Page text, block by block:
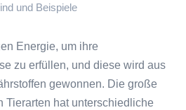
und Beispiele
Energie, um ihre
zu erfüllen, und diese wird aus
gewonnen. Die große
Tierarten hat unterschiedliche